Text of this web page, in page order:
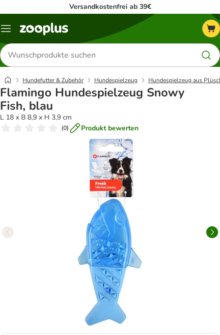
Versandkostenfrei ab 39€
Menü
Produkte
suchen
Hundefutter & Zubehör Hundespielzeug Hundespielzeug aus
Flamingo Hundespielzeug Snowy
Fish, blau
L 18 x B 8,9 x H 3,9 cm
(0) Produkt bewerten